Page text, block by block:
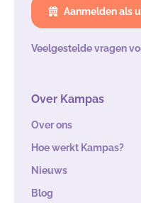
Aanmelden als
Veelgestelde vragen
Over Kampas
Over ons
Hoe werkt Kampas?
Nieuws
Blog